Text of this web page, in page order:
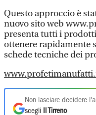
Questo approccio è
nuovo sito web
presenta tutti i
ottenere rapidamente
schede tecniche dei
Non lasciare decidere
scegli
Il Tirreno